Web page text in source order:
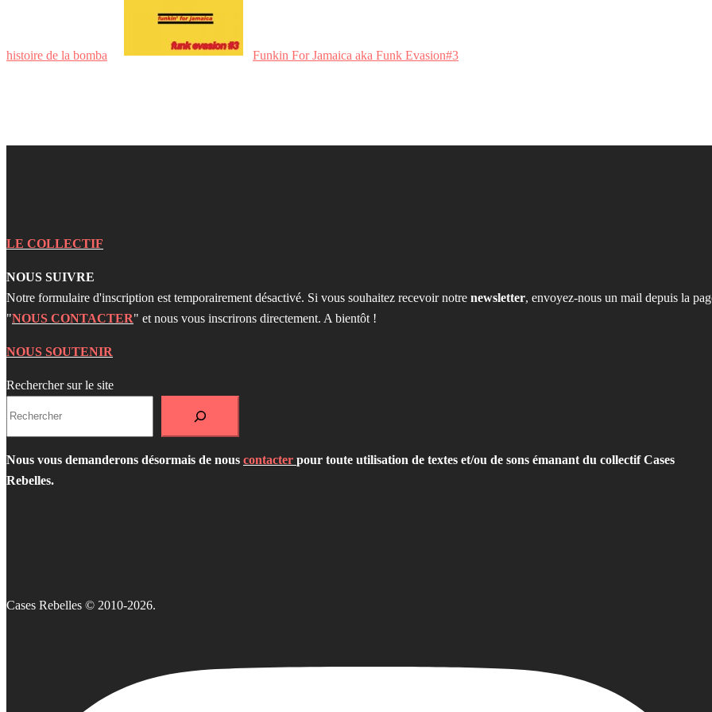
histoire de la bomba Funkin For Jamaica aka Funk Evasion#3
LE COLLECTIF
NOUS SUIVRE
Notre formulaire d'inscription est temporairement désactivé. Si vous souhaitez recevoir notre newsletter, envoyez-nous un mail depuis la
"NOUS CONTACTER" et nous vous inscrirons directement. A bientôt !
NOUS SOUTENIR
Rechercher sur le site
Nous vous demanderons désormais de nous contacter pour toute utilisation de textes et/ou de sons émanant du collectif Cases
Rebelles.
Cases Rebelles © 2010-2026.